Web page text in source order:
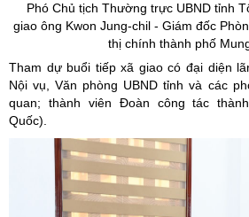
Phó Chủ tịch Thường trực UBND tỉnh
giao ông Kwon Jung-chil- Giám đốc
thị chính thành phố
Tham dự buổi tiếp xã giao có đại diện
Nội vụ, Văn phòng UBND tỉnh và các
quan; thành viên Đoàn công tác
Quốc)